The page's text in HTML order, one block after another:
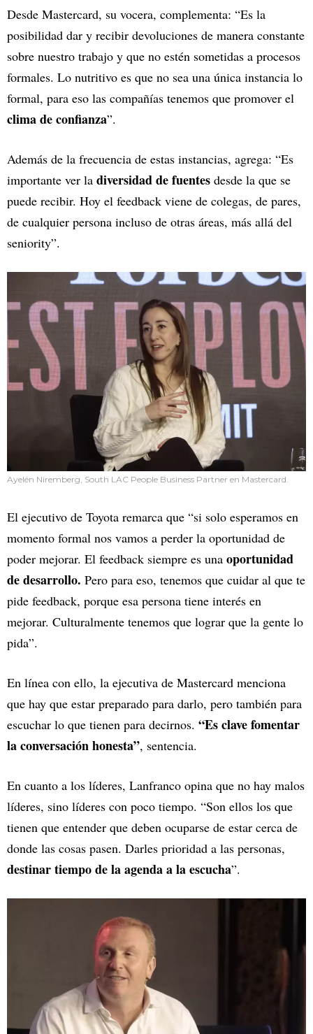
Desde Mastercard, su vocera, complementa: “Es la
posibilidad dar y recibir devoluciones de manera constante
sobre nuestro trabajo y que no estén sometidas a procesos
formales. Lo nutritivo es que no sea una única instancia lo
formal, para eso las compañías tenemos que promover el
clima de confianza”.
Además de la frecuencia de estas instancias, agrega: “Es
importante ver la diversidad de fuentes desde la que se
puede recibir. Hoy el feedback viene de colegas, de pares,
de cualquier persona incluso de otras áreas, más allá del
seniority”.
Ayelén Niremberg, South LAC People Business Partner en Mastercard.
El ejecutivo de Toyota remarca que “si solo esperamos en
momento formal nos vamos a perder la oportunidad de
poder mejorar. El feedback siempre es una oportunidad
de desarrollo. Pero para eso, tenemos que cuidar al que te
pide feedback, porque esa persona tiene interés en
mejorar. Culturalmente tenemos que lograr que la gente lo
pida”.
En línea con ello, la ejecutiva de Mastercard menciona
que hay que estar preparado para darlo, pero también para
escuchar lo que tienen para decirnos. “Es clave fomentar
la conversación honesta”, sentencia.
En cuanto a los líderes, Lanfranco opina que no hay malos
líderes, sino líderes con poco tiempo. “Son ellos los que
tienen que entender que deben ocuparse de estar cerca de
donde las cosas pasen. Darles prioridad a las personas,
destinar tiempo de la agenda a la escucha”.